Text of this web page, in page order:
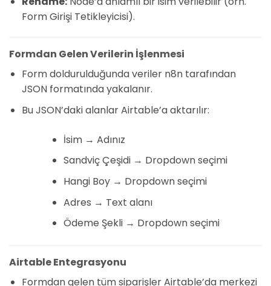
Form Girişi Tetikleyicisi).
Formdan Gelen Verilerin İşlenmesi
Form doldurulduğunda veriler n8n tarafından
JSON formatında yakalanır.
Bu JSON’daki alanlar Airtable’a aktarılır:
İsim → Adınız
Sandviç Çeşidi → Dropdown seçimi
Hangi Boy → Dropdown seçimi
Adres → Text alanı
Ödeme Şekli → Dropdown seçimi
Airtable Entegrasyonu
Formdan gelen tüm siparişler Airtable’da merkezi